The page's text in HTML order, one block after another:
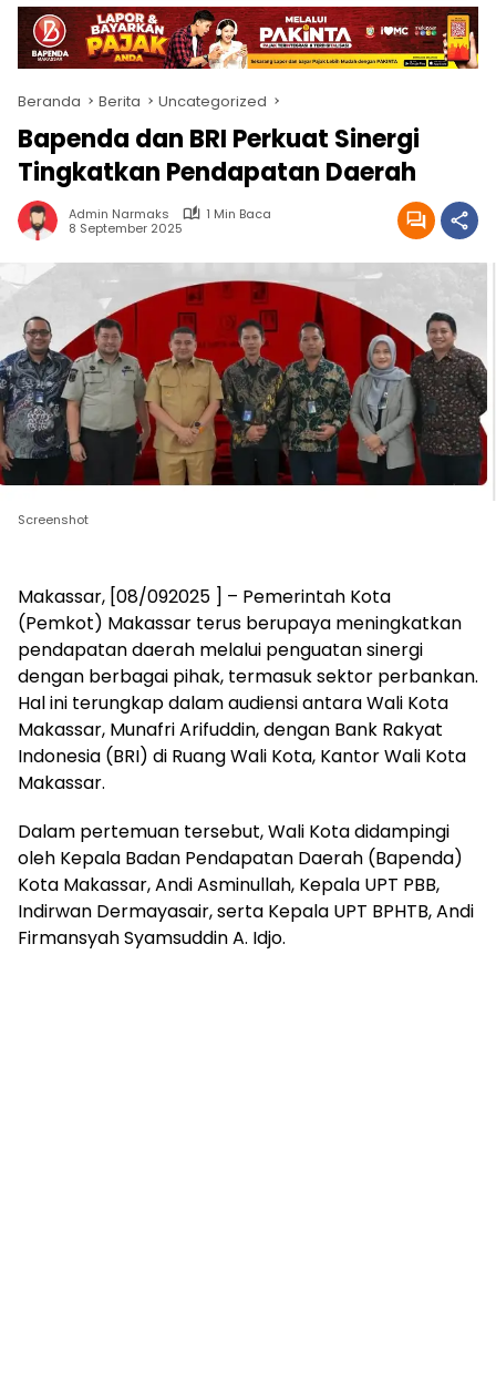
Beranda Berita Uncategorized
Bapenda dan BRI Perkuat Sinergi
Tingkatkan Pendapatan Daerah
Admin Narmaks
1 Min Baca
8 September 2025
Screenshot
Makassar, [08/092025 ] – Pemerintah Kota
(Pemkot) Makassar terus berupaya meningkatkan
pendapatan daerah melalui penguatan sinergi
dengan berbagai pihak, termasuk sektor perbankan.
Hal ini terungkap dalam audiensi antara Wali Kota
Makassar, Munafri Arifuddin, dengan Bank Rakyat
Indonesia (BRI) di Ruang Wali Kota, Kantor Wali Kota
Makassar.
Dalam pertemuan tersebut, Wali Kota didampingi
oleh Kepala Badan Pendapatan Daerah (Bapenda)
Kota Makassar, Andi Asminullah, Kepala UPT PBB,
Indirwan Dermayasair, serta Kepala UPT BPHTB, Andi
Firmansyah Syamsuddin A. Idjo.